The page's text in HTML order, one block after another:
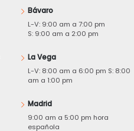
Bávaro
L-V: 9:00 am a 7:00 pm
S: 9:00 am a 2:00 pm
La Vega
L-V: 8:00 am a 6:00 pm S: 8:00
am a 1:00 pm
Madrid
9:00 am a 5:00 pm hora
española